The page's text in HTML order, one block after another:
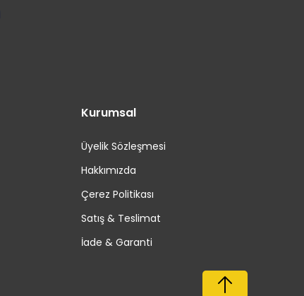
Kurumsal
Üyelik Sözleşmesi
Hakkımızda
Çerez Politikası
Satış & Teslimat
İade & Garanti